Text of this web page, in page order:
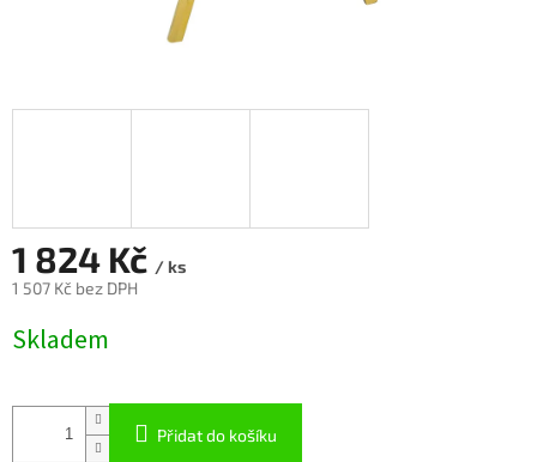
1 824 Kč / ks
1 507 Kč bez DPH
cena:
Skladem
Přidat do košíku